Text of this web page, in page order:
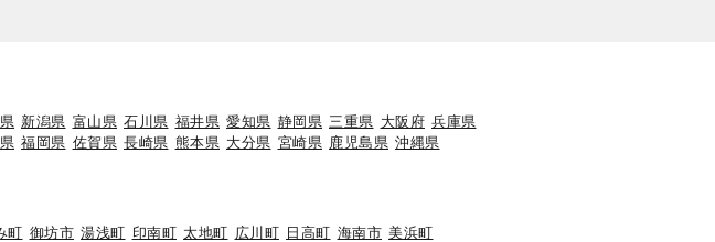
新潟県 富山県 石川県 福井県 愛知県 静岡県 三重県 大阪府 兵庫県
福岡県 佐賀県 長崎県 熊本県 大分県 宮崎県 鹿児島県 沖縄県
町 御坊市 湯浅町 印南町 太地町 広川町 日高町 海南市 美浜町